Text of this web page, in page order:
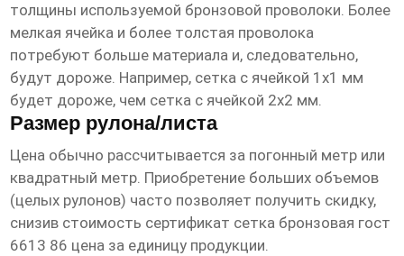
толщины используемой бронзовой проволоки. Более
мелкая ячейка и более толстая проволока
потребуют больше материала и, следовательно,
будут дороже. Например, сетка с ячейкой 1х1 мм
будет дороже, чем сетка с ячейкой 2х2 мм.
Размер рулона/листа
Цена обычно рассчитывается за погонный метр или
квадратный метр. Приобретение больших объемов
(целых рулонов) часто позволяет получить скидку,
снизив стоимость сертификат сетка бронзовая гост
6613 86 цена за единицу продукции.